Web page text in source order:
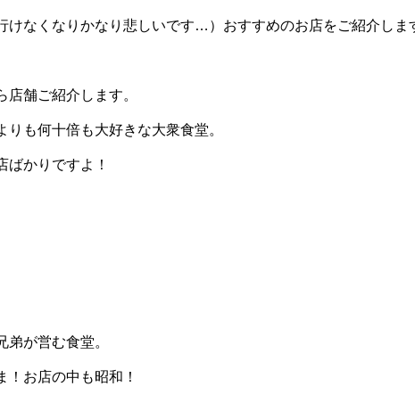
けなくなりかなり悲しいです…）おすすめのお店をご紹介しま
舗ご紹介します。
りも何十倍も大好きな大衆食堂。
ばかりですよ！
弟が営む食堂。
！お店の中も昭和！